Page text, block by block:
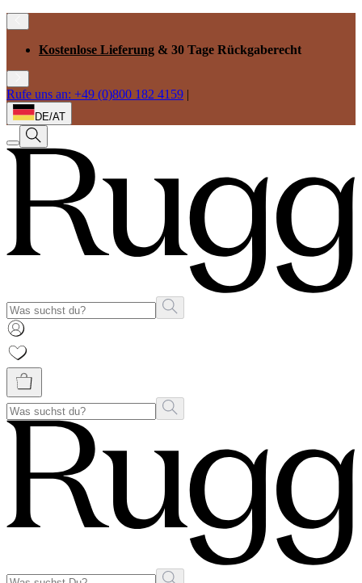
Kostenlose Lieferung & 30 Tage Rückgaberecht
Rufe uns an: +49 (0)800 182 4159 |
DE/AT